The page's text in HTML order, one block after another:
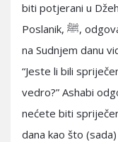
biti potjerani u
Poslanik, ﷺ, odgovarajući na pitanje ashaba: “Da li ćemo
na Sudnjem danu
“Jeste li bili
vedro?” Ashabi
nećete biti
dana kao što